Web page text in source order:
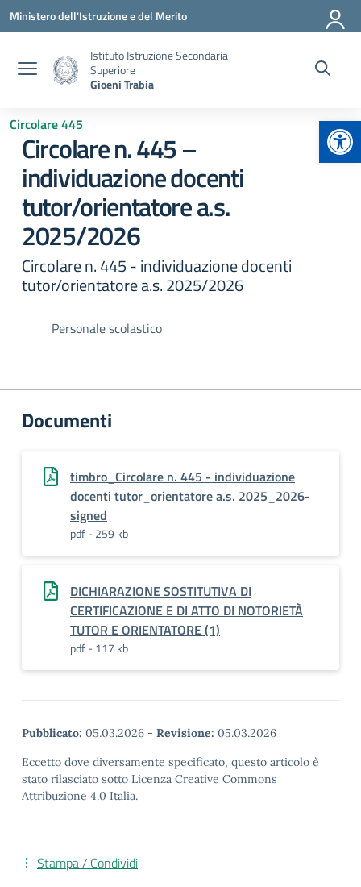
Vai ai contenuti
Vai al menu di navigazione
Vai al footer
Ministero dell'Istruzione e del Merito
Istituto Istruzione Secondaria
Superiore
Gioeni Trabia
Circolare 445
Circolare n. 445 –
individuazione docenti
tutor/orientatore a.s.
2025/2026
Circolare n. 445 - individuazione docenti
tutor/orientatore a.s. 2025/2026
Personale scolastico
Documenti
timbro_Circolare n. 445 - individuazione
docenti tutor_orientatore a.s. 2025_2026-
signed
pdf - 259 kb
DICHIARAZIONE SOSTITUTIVA DI
CERTIFICAZIONE E DI ATTO DI NOTORIETÀ
TUTOR E ORIENTATORE (1)
pdf - 117 kb
Pubblicato: 05.03.2026 - Revisione: 05.03.2026
Eccetto dove diversamente specificato, questo articolo è
stato rilasciato sotto Licenza Creative Commons
Attribuzione 4.0 Italia.
Stampa / Condividi